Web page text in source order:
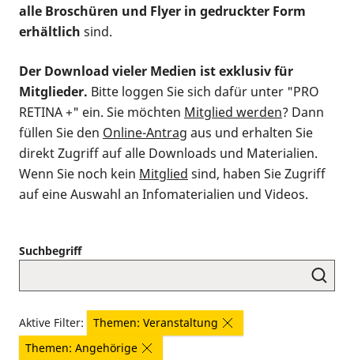
alle Broschüren und Flyer in gedruckter Form
erhältlich sind.
Der Download vieler Medien ist exklusiv für
Mitglieder. Bitte loggen Sie sich dafür unter "PRO
RETINA +" ein. Sie möchten Mitglied werden? Dann
füllen Sie den Online-Antrag aus und erhalten Sie
direkt Zugriff auf alle Downloads und Materialien.
Wenn Sie noch kein Mitglied sind, haben Sie Zugriff
auf eine Auswahl an Infomaterialien und Videos.
Suchbegriff
Aktive Filter:
Themen: Veranstaltung
Themen: Angehörige